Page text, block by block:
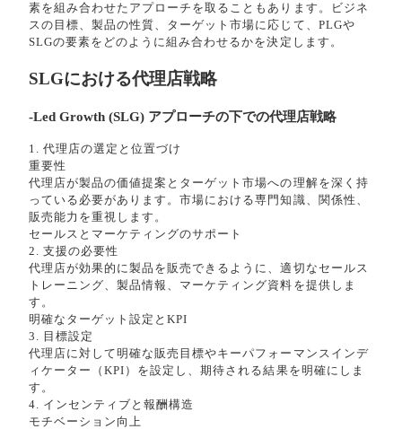
素を組み合わせたアプローチを取ることもあります。ビジネ
スの目標、製品の性質、ターゲット市場に応じて、PLGや
SLGの要素をどのように組み合わせるかを決定します。
SLGにおける代理店戦略
-Led Growth (SLG) アプローチの下での代理店戦略
1. 代理店の選定と位置づけ
重要性
代理店が製品の価値提案とターゲット市場への理解を深く持
っている必要があります。市場における専門知識、関係性、
販売能力を重視します。
セールスとマーケティングのサポート
2. 支援の必要性
代理店が効果的に製品を販売できるように、適切なセールス
トレーニング、製品情報、マーケティング資料を提供しま
す。
明確なターゲット設定とKPI
3. 目標設定
代理店に対して明確な販売目標やキーパフォーマンスインデ
ィケーター（KPI）を設定し、期待される結果を明確にしま
す。
4. インセンティブと報酬構造
モチベーション向上